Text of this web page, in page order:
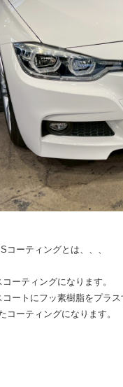
コーティングとは、、、
ーティングになります。
ートにフッ素樹脂をプラ
コーティングになります。